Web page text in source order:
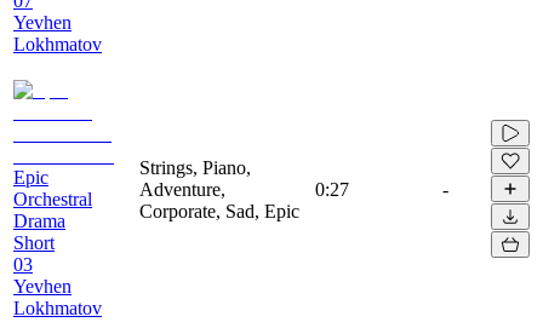
Yevhen
Lokhmatov
Epic
Orchestral
Drama
Short
03
Yevhen
Lokhmatov
Strings, Piano,
Adventure,
Corporate, Sad, Epic
0:27 -